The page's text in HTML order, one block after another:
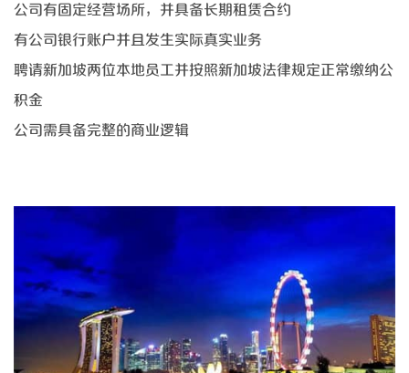
公司有固定经营场所，并具备长期租赁合约
有公司银行账户并且发生实际真实业务
聘请新加坡两位本地员工并按照新加坡法律规定正常缴纳公
积金
公司需具备完整的商业逻辑